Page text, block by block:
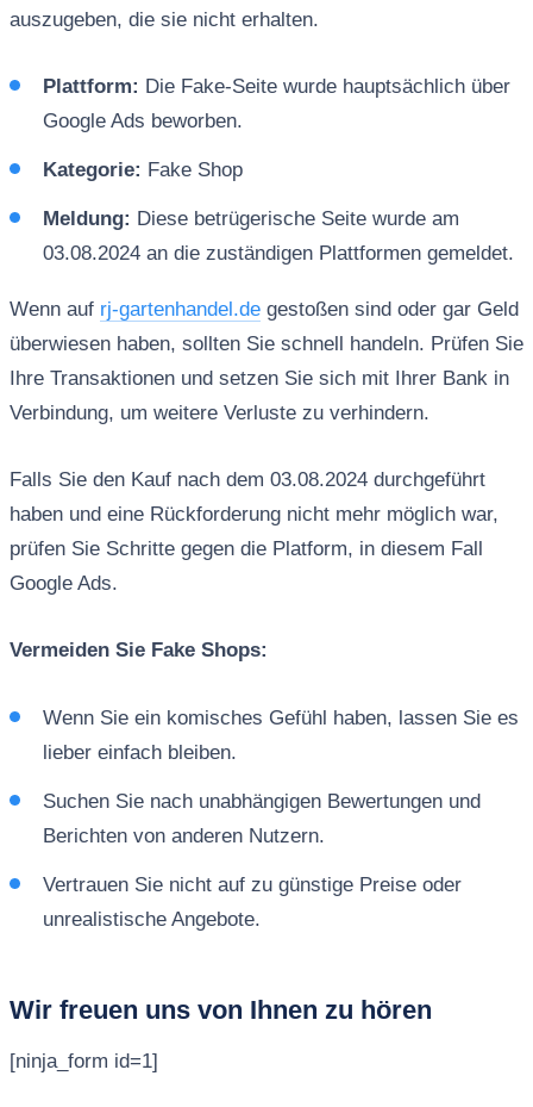
auszugeben, die sie nicht erhalten.
Plattform: Die Fake-Seite wurde hauptsächlich über
Google Ads beworben.
Kategorie: Fake Shop
Meldung: Diese betrügerische Seite wurde am
03.08.2024 an die zuständigen Plattformen gemeldet.
Wenn auf rj-gartenhandel.degestoßen sind oder gar Geld
überwiesen haben, sollten Sie schnell handeln. Prüfen Sie
Ihre Transaktionen und setzen Sie sich mit Ihrer Bank in
Verbindung, um weitere Verluste zu verhindern.
Falls Sie den Kauf nach dem 03.08.2024 durchgeführt
haben und eine Rückforderung nicht mehr möglich war,
prüfen Sie Schritte gegen die Platform, in diesem Fall
Google Ads.
Vermeiden Sie Fake Shops:
Wenn Sie ein komisches Gefühl haben, lassen Sie es
lieber einfach bleiben.
Suchen Sie nach unabhängigen Bewertungen und
Berichten von anderen Nutzern.
Vertrauen Sie nicht auf zu günstige Preise oder
unrealistische Angebote.
Wir freuen uns von Ihnen zu hören
[ninja_form id=1]